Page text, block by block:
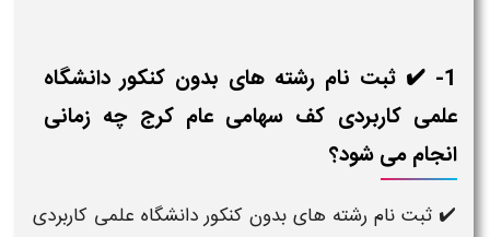
1- ✔️ ثبت نام رشته های بدون کنکور دانشگاه
علمی کاربردی کف سهامی عام کرج چه زمانی
انجام می شود؟
✔️ ثبت نام رشته های بدون کنکور دانشگاه علمی کاربردی